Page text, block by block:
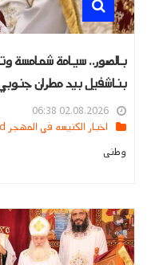
بالصور.. سيامة شمامسة
بناشفيل بيد مطران جنوبي
02.08.2026 06:38
اخبار الكنيسه في المهجر Church News in Immigration Land
وطنى